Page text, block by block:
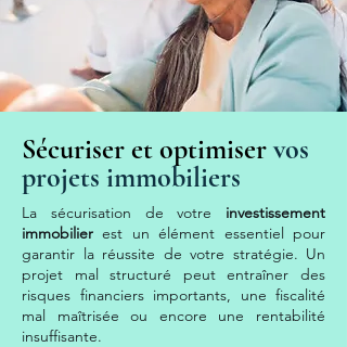
Sécuriser et optimiservos
projets immobiliers
La sécurisation de votre investissement
immobilier est un élément essentiel pour
garantir la réussite de votre stratégie. Un
projet mal structuré peut entraîner des
risques financiers importants, une fiscalité
mal maîtrisée ou encore une rentabilité
insuffisante.